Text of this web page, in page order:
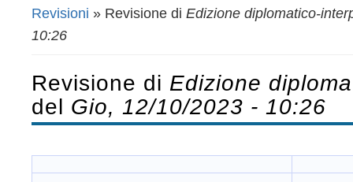
Revisioni » Revisione di Edizione diplomatico-
10:26
Revisione di Edizione
del Gio, 12/10/2023 - 10:26